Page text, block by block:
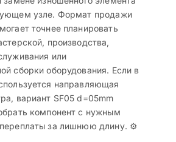
узле. Формат продажи
точнее планировать
производства,
или
сборки оборудования. Если в
направляющая
вариант SF05 d=05mm
компонент с нужным
за лишнюю длину. ⚙️